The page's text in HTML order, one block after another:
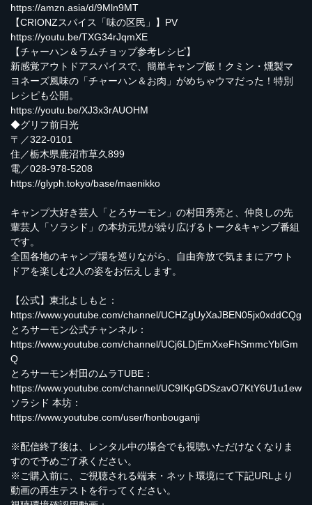
https://amzn.asia/d/9Mln9MT
【CRIONZスパイス「味の区民」】PV
https://youtu.be/TXG34rJqmXE
【チャーハン＆ラムチョップ参考レシピ】
新感覚アウトドアスパイスで、簡単キャンプ飯！クミン・燻製マ
ヨネーズ風味の「チャーハン＆お肉」がめちゃウマだった！特別
レシピも公開。
https://youtu.be/XJ3x3rAUOHM
◆グリフ前日光
〒／322-0101
住／栃木県鹿沼市草久899
電／028-978-5208
https://glyph.tokyo/base/maenikko
キャンプ大好き芸人「とろサーモン」の村田秀亮と、仲良しの先
輩芸人「ソラシド」の本坊元児が繰り広げるトーク&キャンプ番組
です。
全国各地のキャンプ場を巡りながら、自由奔放で気ままにアウト
ドアを楽しむ2人の姿をお伝えします。
【公式】東北よしもと：
https://www.youtube.com/channel/UCHZgUyXaJBEN05jx0xddCQg
とろサーモン公式チャンネル：
https://www.youtube.com/channel/UCj6LDjEmXxeFhSmmcYblGm
Q
とろサーモン村田のムラTUBE：
https://www.youtube.com/channel/UC9IKpGDSzavO7KtY6U1u1ew
ソラシド 本坊：
https://www.youtube.com/user/honbouganji
※配信終了後は、レンタル中の場合でも視聴いただけなくなりま
すので予めご了承ください。
※ご購入前に、ご視聴される端末・ネット環境にて下記URLより
動画の再生テストを行ってください。